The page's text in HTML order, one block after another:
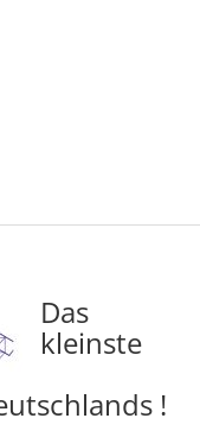
Das
kleinste
!